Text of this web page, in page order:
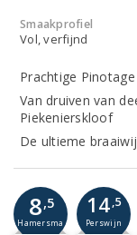
Smaakprofiel
Vol, verfijnd
Prachtige
Van druiven van
Piekenierskloof
De ultieme
8,5
Hamersma
14,5
Perswijn